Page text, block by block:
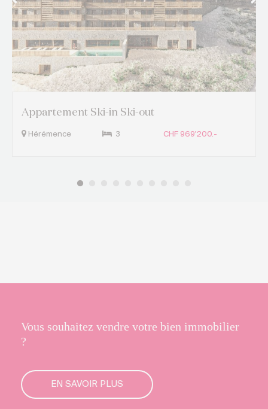
Appartement Ski-in Ski-out
Hérémence 3 CHF 969'200.-
Vous souhaitez vendre votre bien immobilier
?
EN SAVOIR PLUS